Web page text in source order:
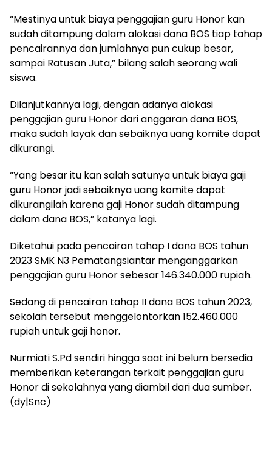
“Mestinya untuk biaya penggajian guru Honor kan
sudah ditampung dalam alokasi dana BOS tiap tahap
pencairannya dan jumlahnya pun cukup besar,
sampai Ratusan Juta,” bilang salah seorang wali
siswa.
Dilanjutkannya lagi, dengan adanya alokasi
penggajian guru Honor dari anggaran dana BOS,
maka sudah layak dan sebaiknya uang komite dapat
dikurangi.
“Yang besar itu kan salah satunya untuk biaya gaji
guru Honor jadi sebaiknya uang komite dapat
dikurangilah karena gaji Honor sudah ditampung
dalam dana BOS,” katanya lagi.
Diketahui pada pencairan tahap I dana BOS tahun
2023 SMK N3 Pematangsiantar menganggarkan
penggajian guru Honor sebesar 146.340.000 rupiah.
Sedang di pencairan tahap II dana BOS tahun 2023,
sekolah tersebut menggelontorkan 152.460.000
rupiah untuk gaji honor.
Nurmiati S.Pd sendiri hingga saat ini belum bersedia
memberikan keterangan terkait penggajian guru
Honor di sekolahnya yang diambil dari dua sumber.
(dy|Snc)